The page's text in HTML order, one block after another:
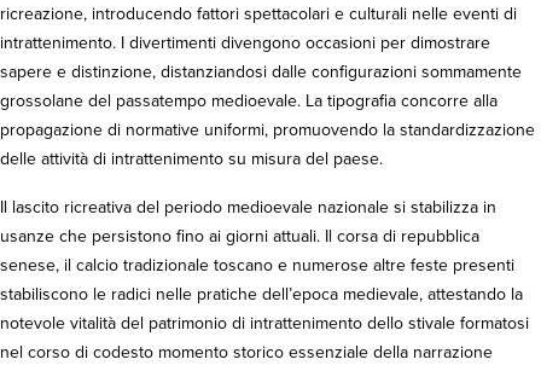
ricreazione, introducendo fattori spettacolari e culturali nelle eventi di
intrattenimento. I divertimenti divengono occasioni per dimostrare
sapere e distinzione, distanziandosi dalle configurazioni sommamente
grossolane del passatempo medioevale. La tipografia concorre alla
propagazione di normative uniformi, promuovendo la standardizzazione
delle attività di intrattenimento su misura del paese.
Il lascito ricreativa del periodo medioevale nazionale si stabilizza in
usanze che persistono fino ai giorni attuali. Il corsa di repubblica
senese, il calcio tradizionale toscano e numerose altre feste presenti
stabiliscono le radici nelle pratiche dell’epoca medievale, attestando la
notevole vitalità del patrimonio di intrattenimento dello stivale formatosi
nel corso di codesto momento storico essenziale della narrazione